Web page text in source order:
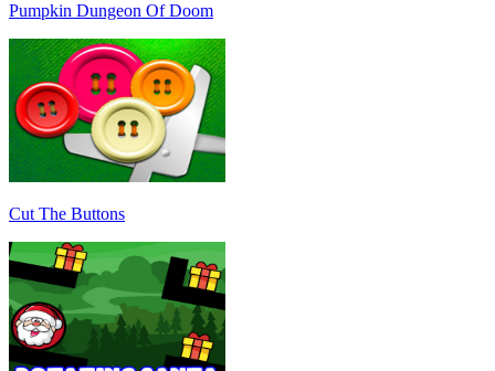
Pumpkin Dungeon Of Doom
Cut The Buttons